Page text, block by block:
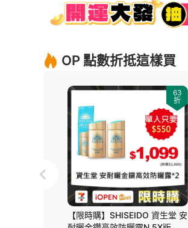
OP 點數折抵這樣買
63
折
【限時購】SHISEIDO 資生堂 安